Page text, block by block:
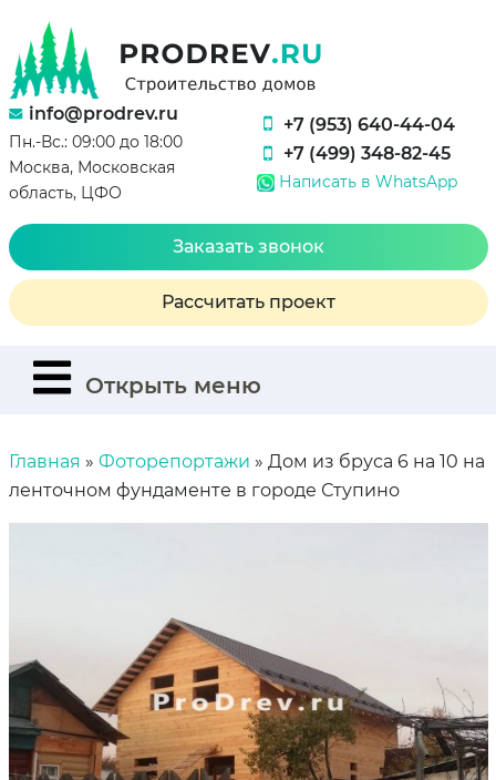
info@prodrev.ru
Пн.-Вс.: 09:00 до 18:00
Москва, Московская
область, ЦФО
+7 (953) 640-44-04
+7 (499) 348-82-45
Написать в WhatsApp
Заказать звонок
Рассчитать проект
Открыть меню
Главная » Фоторепортажи » Дом из бруса 6 на 10 на
ленточном фундаменте в городе Ступино